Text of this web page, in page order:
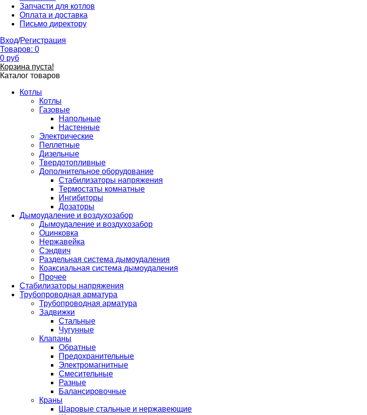
Запчасти для котлов
Оплата и доставка
Письмо директору
Вход/Регистрация
Товаров: 0
0 руб
Корзина пуста!
Каталог товаров
Котлы
Котлы
Газовые
Напольные
Настенные
Электрические
Пеллетные
Дизельные
Твердотопливные
Дополнительное оборудование
Стабилизаторы напряжения
Термостаты комнатные
Ингибиторы
Дозаторы
Дымоудаление и воздухозабор
Дымоудаление и воздухозабор
Оцинковка
Нержавейка
Сэндвич
Раздельная система дымоудаления
Коаксиальная система дымоудаления
Прочее
Стабилизаторы напряжения
Трубопроводная арматура
Трубопроводная арматура
Задвижки
Стальные
Чугунные
Клапаны
Обратные
Предохранительные
Электромагнитные
Смесительные
Разные
Балансировочные
Краны
Шаровые стальные и нержавеющие